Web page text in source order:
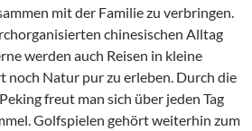
mit der Familie zu verbringen.
chinesischen Alltag
werden auch Reisen in kleine
noch Natur pur zu erleben. Durch die
freut man sich über jeden Tag
Golfspielen gehört weiterhin zum